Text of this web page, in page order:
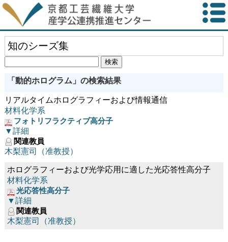
知のシーズ集
「動的ホログラム」の検索結果
リアルタイムホログラフィーおよび情報通信
材料化学系
フォトリフラクティブ高分子
▼詳細
関連教員
木梨憲司（准教授）
ホログラフィーおよび光学応用に適した光応答性高分子
材料化学系
光応答性高分子
▼詳細
関連教員
木梨憲司（准教授）